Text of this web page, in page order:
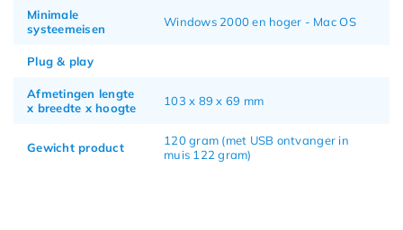
Minimale
systeemeisen
Windows 2000 en hoger - Mac OS
Plug & play
Afmetingen lengte
x breedte x hoogte
103 x 89 x 69 mm
Gewicht product
120 gram (met USB ontvanger in
muis 122 gram)